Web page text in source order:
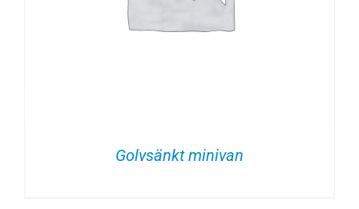
Golvsänkt minivan